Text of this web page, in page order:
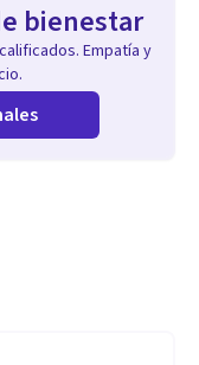
bienestar
Empatía y